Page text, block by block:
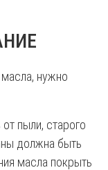
нужно
пыли, старого
должна быть
масла покрыть